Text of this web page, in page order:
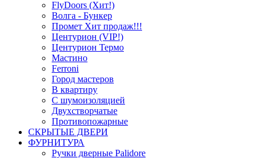
FlyDoors (Хит!)
Волга - Бункер
Промет Хит продаж!!!
Центурион (VIP!)
Центурион Термо
Мастино
Ferroni
Город мастеров
В квартиру
С шумоизоляцией
Двухстворчатые
Противопожарные
СКРЫТЫЕ ДВЕРИ
ФУРНИТУРА
Ручки дверные Palidore